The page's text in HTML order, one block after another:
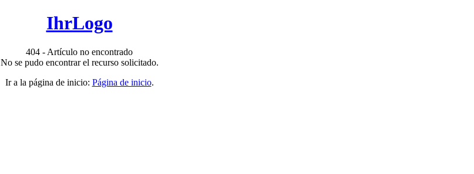
IhrLogo
404 - Artículo no encontrado
No se pudo encontrar el recurso solicitado.
Ir a la página de inicio: Página de inicio.